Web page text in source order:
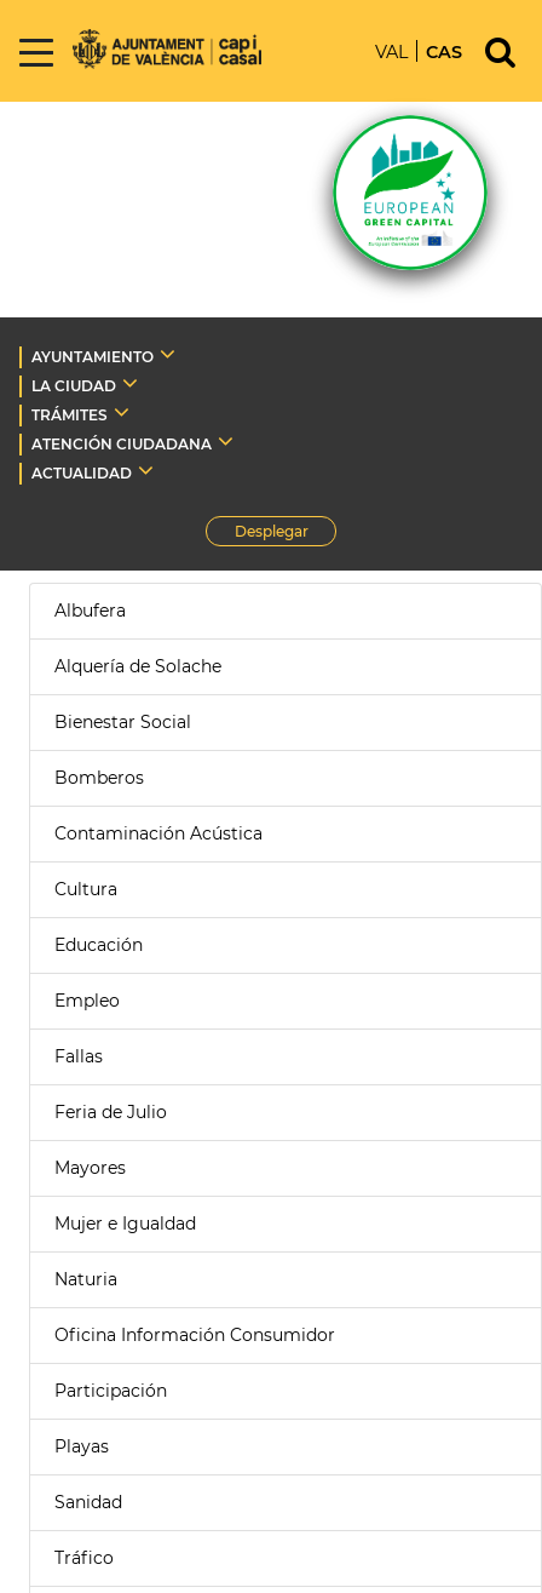
VAL CAS
AYUNTAMIENTO
LA CIUDAD
TRÁMITES
ATENCIÓN CIUDADANA
ACTUALIDAD
Desplegar
Albufera
Alquería de Solache
Bienestar Social
Bomberos
Contaminación Acústica
Cultura
Educación
Empleo
Fallas
Feria de Julio
Mayores
Mujer e Igualdad
Naturia
Oficina Información Consumidor
Participación
Playas
Sanidad
Tráfico